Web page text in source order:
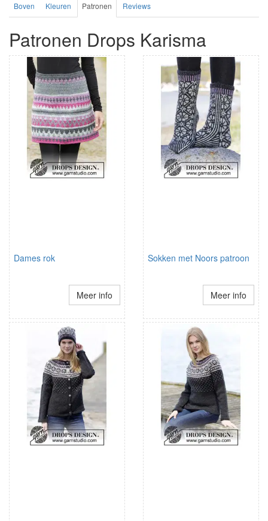
Boven Kleuren Patronen Reviews
Patronen Drops Karisma
Dames rok
Meer info
Sokken met Noors patroon
Meer info